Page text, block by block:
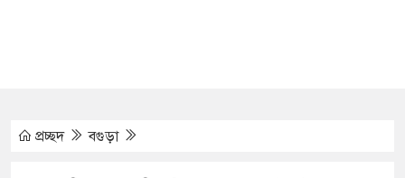
সম্মেলনে ক্ষোভ
প্রচ্ছদ বগুড়া